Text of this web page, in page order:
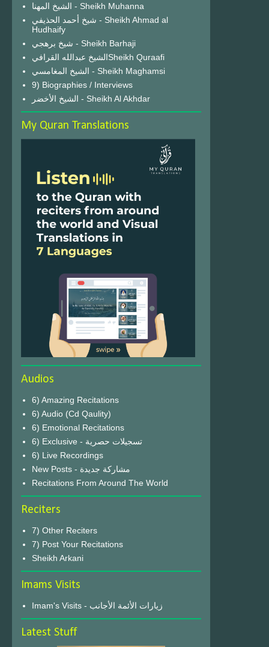
الشيخ المهنا - Sheikh Muhanna
شيخ أحمد الحذيفي - Sheikh Ahmad al
Hudhaify
شيخ برهجي - Sheikh Barhaji
الشيخ عبدالله القرافيSheikh Quraafi
الشيخ المغامسي - Sheikh Maghamsi
9) Biographies / Interviews
الشيخ الأخضر - Sheikh Al Akhdar
My Quran Translations
Audios
6) Amazing Recitations
6) Audio (Cd Qaulity)
6) Emotional Recitations
6) Exclusive - تسجيلات حصرية
6) Live Recordings
New Posts - مشاركة جديدة
Recitations From Around The World
Reciters
7) Other Reciters
7) Post Your Recitations
Sheikh Arkani
Imams Visits
Imam's Visits - زيارات الأئمة الأجانب
Latest Stuff